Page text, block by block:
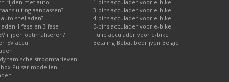
rijden met auto
aanpassen?
snelladen?
1 fase en 3 fase
rijden optimaliseren?
EV accu
stroomtarieven
Pulsar modellen
1-pins acculader voor e-bike
3-pins acculader voor e-bike
4-pins acculader voor e-bike
5-pins acculader voor e-bike
Tulip acculader voor e-bike
Betaling Bebat bedrijven België